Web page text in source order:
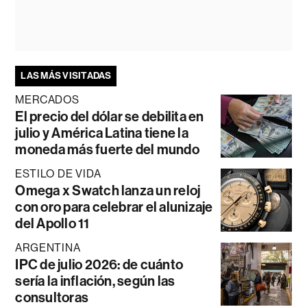
LAS MÁS VISITADAS
MERCADOS
El precio del dólar se debilita en
julio y América Latina tiene la
moneda más fuerte del mundo
ESTILO DE VIDA
Omega x Swatch lanza un reloj
con oro para celebrar el alunizaje
del Apollo 11
ARGENTINA
IPC de julio 2026: de cuánto
sería la inflación, según las
consultoras